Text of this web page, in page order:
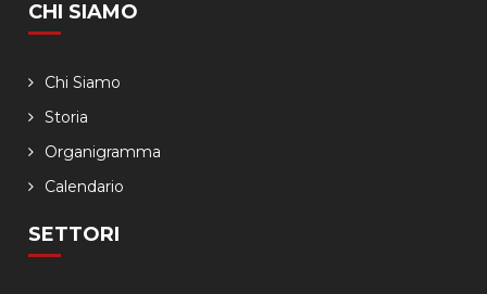
CHI SIAMO
Chi Siamo
Storia
Organigramma
Calendario
SETTORI